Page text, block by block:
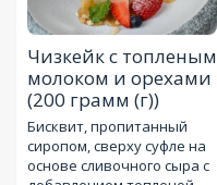
Чизкейк с топленым
молоком и орехами
(200 грамм (г))
Бисквит, пропитанный
сиропом, сверху суфле на
основе сливочного сыра с